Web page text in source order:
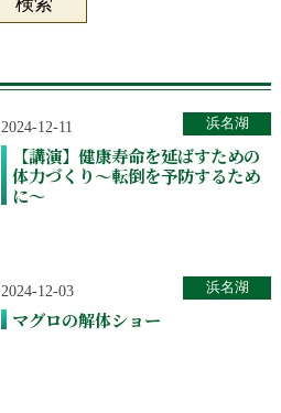
2024-12-11
【講演】健康寿命を延ばすための
体力づくり～転倒を予防するため
に～
浜名湖
2024-12-03
マグロの解体ショー
浜名湖